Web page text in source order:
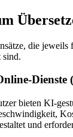
die jeweils
sind.
Dienste
bieten KI-
und